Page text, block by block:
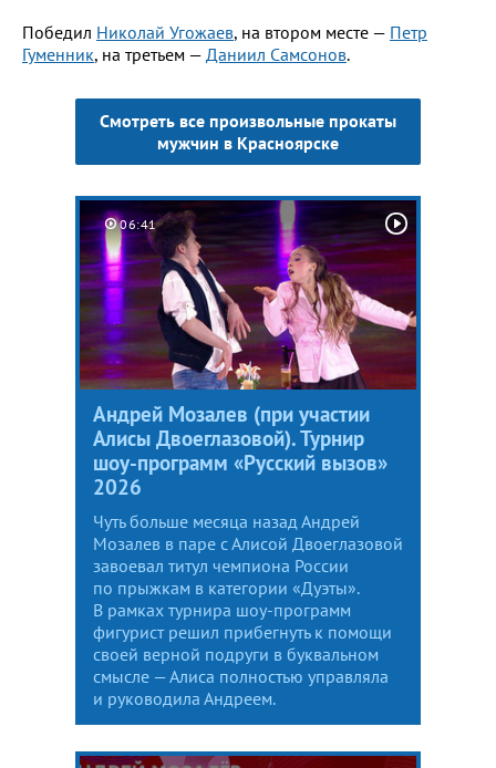
Победил Николай Угожаев, на втором месте — Петр
Гуменник, на третьем — Даниил Самсонов.
Смотреть все произвольные прокаты
мужчин в Красноярске
06:41
Андрей Мозалев (при участии
Алисы Двоеглазовой). Турнир
шоу-программ «Русский вызов»
2026
Чуть больше месяца назад Андрей
Мозалев в паре с Алисой Двоеглазовой
завоевал титул чемпиона России
по прыжкам в категории «Дуэты».
В рамках турнира шоу-программ
фигурист решил прибегнуть к помощи
своей верной подруги в буквальном
смысле — Алиса полностью управляла
и руководила Андреем.